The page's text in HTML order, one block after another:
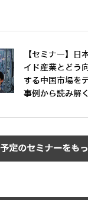
【セミナー】日
イド産業とどう
する中国市場を
事例から読み解く
定のセミナーをも